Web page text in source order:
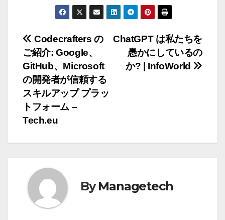
投
稿
ナ
ビ
ゲ
ー
シ
ョ
ン
ChatGPT は私たちを
愚かにしているの
か? | InfoWorld
Codecrafters の
ご紹介: Google、
GitHub、Microsoft
の開発者が信頼する
スキルアップ プラッ
トフォーム –
Tech.eu
ByManagetech